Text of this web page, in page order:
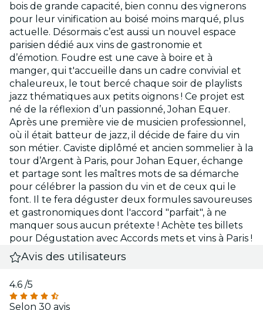
bois de grande capacité, bien connu des vignerons
pour leur vinification au boisé moins marqué, plus
actuelle. Désormais c’est aussi un nouvel espace
parisien dédié aux vins de gastronomie et
d’émotion. Foudre est une cave à boire et à
manger, qui t'accueille dans un cadre convivial et
chaleureux, le tout bercé chaque soir de playlists
jazz thématiques aux petits oignons ! Ce projet est
né de la réflexion d’un passionné, Johan Equer.
Après une première vie de musicien professionnel,
où il était batteur de jazz, il décide de faire du vin
son métier. Caviste diplômé et ancien sommelier à la
tour d’Argent à Paris, pour Johan Equer, échange
et partage sont les maîtres mots de sa démarche
pour célébrer la passion du vin et de ceux qui le
font. Il te fera déguster deux formules savoureuses
et gastronomiques dont l'accord "parfait", à ne
manquer sous aucun prétexte ! Achète tes billets
pour Dégustation avec Accords mets et vins à Paris !
Avis des utilisateurs
4.6 /5
Selon 30 avis